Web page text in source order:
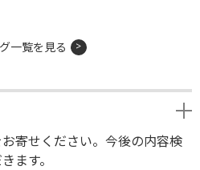
一覧を見る
寄せください。今後の内容検
ます。